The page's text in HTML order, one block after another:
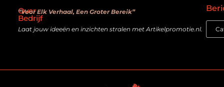
Over
Bedrijf
“Voor Elk Verhaal, Een Groter Bereik”
Laat jouw ideeën en inzichten stralen met Artikelpromotie.nl.